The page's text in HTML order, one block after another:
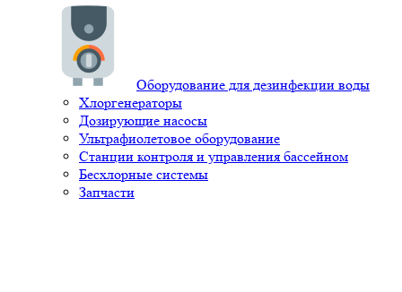
Оборудование для дезинфекции воды
Хлоргенераторы
Дозирующие насосы
Ультрафиолетовое оборудование
Станции контроля и управления бассейном
Бесхлорные системы
Запчасти